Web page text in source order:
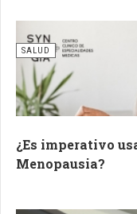
SALUD
¿Es imperativo
Menopausia?